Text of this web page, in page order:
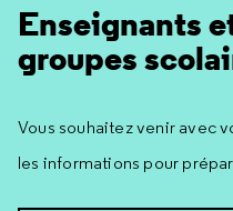
Enseignants
groupes
Vous souhaitez venir avec
les informations pour